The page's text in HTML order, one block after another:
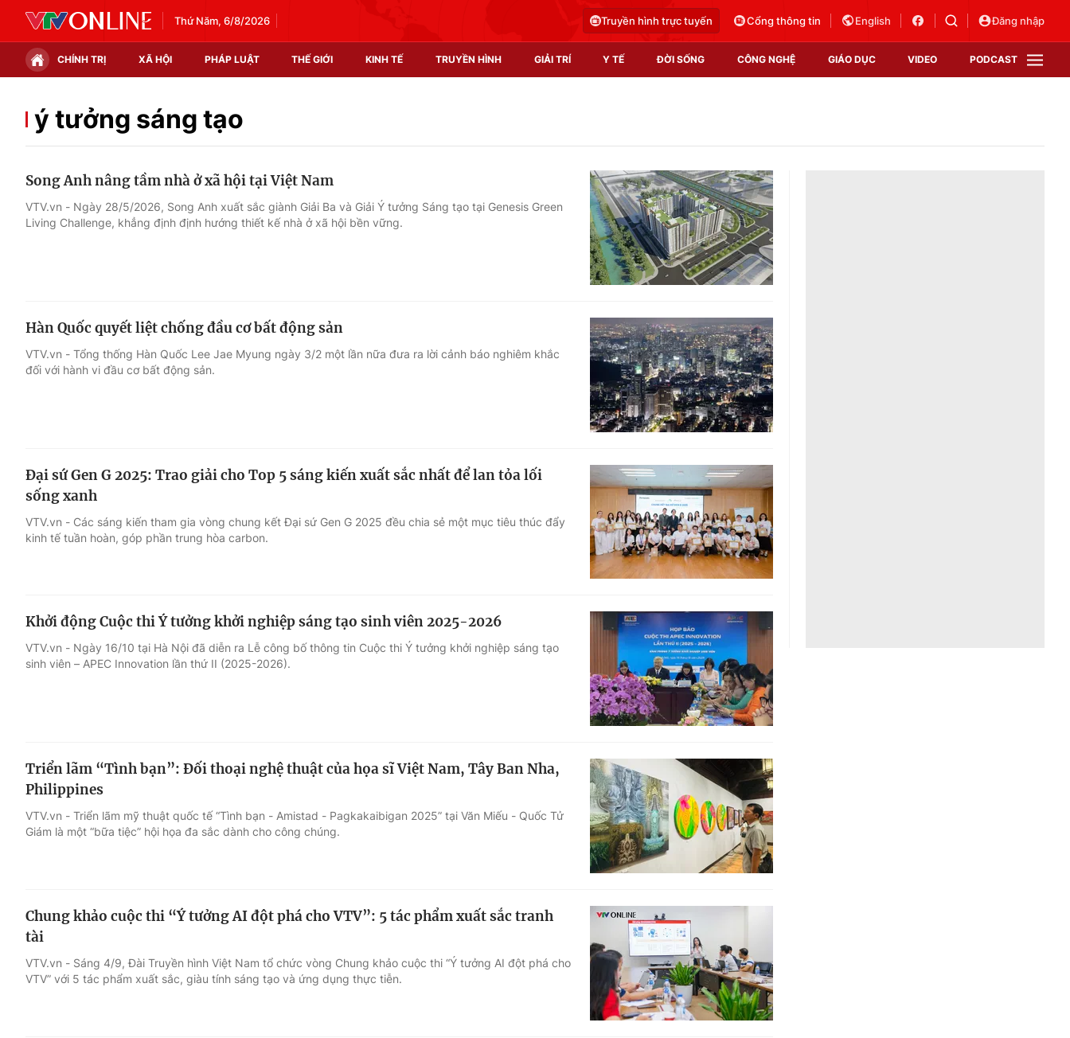
Thứ Năm, 6/8/2026 Truyền hình trực tuyến Cổng thông tin English Đăng nhập
CHÍNH TRỊ XÃ HỘI PHÁP LUẬT THẾ GIỚI KINH TẾ TRUYỀN HÌNH GIẢI TRÍ Y TẾ ĐỜI SỐNG CÔNG NGHỆ GIÁO DỤC VIDEO PODCAST
Chính trị
Thế giới đó đây
Thị trường
Video
Shorts video
Podcast
EMagazine
Photo
Infographic
Góc ảnh
Điện ảnh
Âm nhạc
Sao
Du lịch
Chất lượng cuộc sống
Tuyển sinh
Công nghệ
Hitech Công nghệ tương lai
Sản phẩm
Thị trường
Tư vấn
VTV Sức khoẻ
ý tưởng sáng tạo
Song Anh nâng tầm nhà ở xã hội tại Việt Nam
VTV.vn - Ngày 28/5/2026, Song Anh xuất sắc giành Giải Ba và Giải Ý tưởng Sáng tạo tại Genesis Green
Living Challenge, khẳng định định hướng thiết kế nhà ở xã hội bền vững.
Hàn Quốc quyết liệt chống đầu cơ bất động sản
VTV.vn - Tổng thống Hàn Quốc Lee Jae Myung ngày 3/2 một lần nữa đưa ra lời cảnh báo nghiêm khắc
đối với hành vi đầu cơ bất động sản.
Đại sứ Gen G 2025: Trao giải cho Top 5 sáng kiến xuất sắc nhất để lan tỏa lối
sống xanh
VTV.vn - Các sáng kiến tham gia vòng chung kết Đại sứ Gen G 2025 đều chia sẻ một mục tiêu thúc đẩy
kinh tế tuần hoàn, góp phần trung hòa carbon.
Khởi động Cuộc thi Ý tưởng khởi nghiệp sáng tạo sinh viên 2025-2026
VTV.vn - Ngày 16/10 tại Hà Nội đã diễn ra Lễ công bố thông tin Cuộc thi Ý tưởng khởi nghiệp sáng tạo
sinh viên – APEC Innovation lần thứ II (2025-2026).
Triển lãm “Tình bạn”: Đối thoại nghệ thuật của họa sĩ Việt Nam, Tây Ban Nha,
Philippines
VTV.vn - Triển lãm mỹ thuật quốc tế “Tình bạn - Amistad - Pagkakaibigan 2025” tại Văn Miếu - Quốc Tử
Giám là một “bữa tiệc” hội họa đa sắc dành cho công chúng.
Chung khảo cuộc thi “Ý tưởng AI đột phá cho VTV”: 5 tác phẩm xuất sắc tranh
tài
VTV.vn - Sáng 4/9, Đài Truyền hình Việt Nam tổ chức vòng Chung khảo cuộc thi “Ý tưởng AI đột phá cho
VTV” với 5 tác phẩm xuất sắc, giàu tính sáng tạo và ứng dụng thực tiễn.